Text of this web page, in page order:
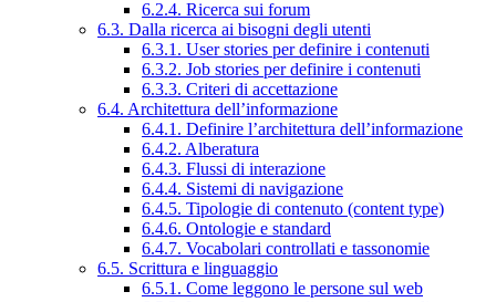
6.2.4. Ricerca sui forum
6.3. Dalla ricerca ai bisogni degli utenti
6.3.1. User stories per definire i contenuti
6.3.2. Job stories per definire i contenuti
6.3.3. Criteri di accettazione
6.4. Architettura dell’informazione
6.4.1. Definire l’architettura dell’informazione
6.4.2. Alberatura
6.4.3. Flussi di interazione
6.4.4. Sistemi di navigazione
6.4.5. Tipologie di contenuto (content type)
6.4.6. Ontologie e standard
6.4.7. Vocabolari controllati e tassonomie
6.5. Scrittura e linguaggio
6.5.1. Come leggono le persone sul web